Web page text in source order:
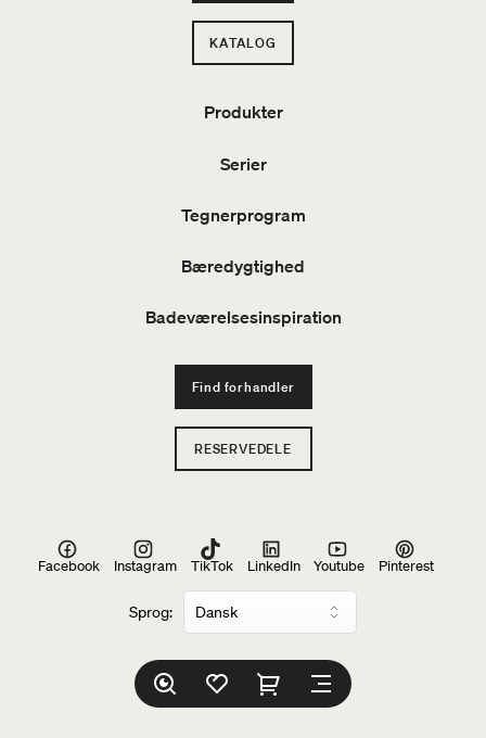
KATALOG
Produkter
Serier
Tegnerprogram
Bæredygtighed
Badeværelsesinspiration
Find forhandler
RESERVEDELE
Sprog:
Facebook Instagram TikTok LinkedIn Youtube Pinterest